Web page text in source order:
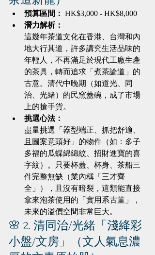
預算區間： HK$3,000 - HK$8,000
潛力解析：
這幾年茶道文化在香港、台灣和內
地大行其道，許多講究生活品味的
年輕人，不再滿足於現代工廠生產
的茶具，轉而追求「煮茶論道」的
古意。清代中晚期（如道光、同
治、光緒）的民窯蓋碗，成了市場
上的搶手貨。
挑選心法：
盡量挑選「器型端正、抓把舒適、
且圖案意頭好」的物件（如：多子
多福的瓜蝶綿綿紋、招財進寶的喜
字紋）。只要杯蓋、杯身、茶船三
件完整無缺（業內稱「三才齊
全」），且沒有暗裂，這類能直接
拿來泡茶使用的「實用系古董」，
未來的溢價空間非常巨大。
🌸 2. 清同治/光緒「淺絳彩
小盤/文房」（文人氣息濃